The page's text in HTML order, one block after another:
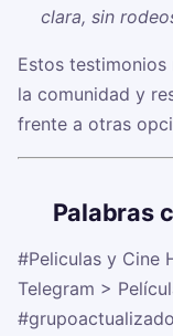
clara, sin
Estos
la comunidad y
frente a otras
Palabras
#Peliculas y Cine
Telegram >
#grupoactualizado